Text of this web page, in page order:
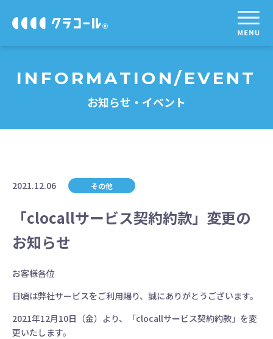
INFORMATION/EVENT
お知らせ・イベント
2021.12.06 その他
「clocallサービス契約約款」変更の
お知らせ
お客様各位
日頃は弊社サービスをご利用賜り、誠にありがとうございます。
2021年12月10日（金）より、「clocallサービス契約約款」を変
更いたします。